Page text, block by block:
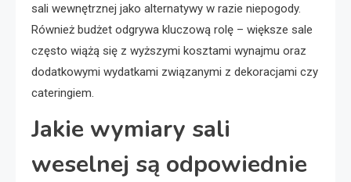
sali wewnętrznej jako alternatywy w razie niepogody.
Również budżet odgrywa kluczową rolę – większe sale
często wiążą się z wyższymi kosztami wynajmu oraz
dodatkowymi wydatkami związanymi z dekoracjami czy
cateringiem.
Jakie wymiary sali
weselnej są odpowiednie